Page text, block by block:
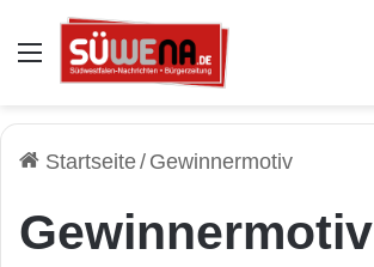
Auswahl
Startseite/ Gewinnermotiv
Gewinnermotiv